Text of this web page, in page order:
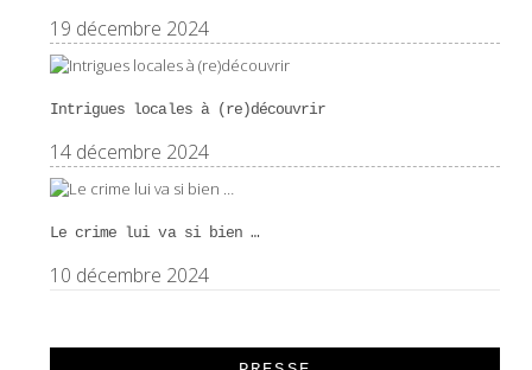
19 décembre 2024
Intrigues locales à (re)découvrir
14 décembre 2024
Le crime lui va si bien …
10 décembre 2024